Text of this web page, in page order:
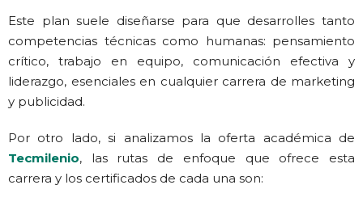
Este plan suele diseñarse para que desarrolles tanto
competencias técnicas como humanas: pensamiento
crítico, trabajo en equipo, comunicación efectiva y
liderazgo, esenciales en cualquier carrera de marketing
y publicidad.
Por otro lado, si analizamos la oferta académica de
Tecmilenio, las rutas de enfoque que ofrece esta
carrera y los certificados de cada una son: